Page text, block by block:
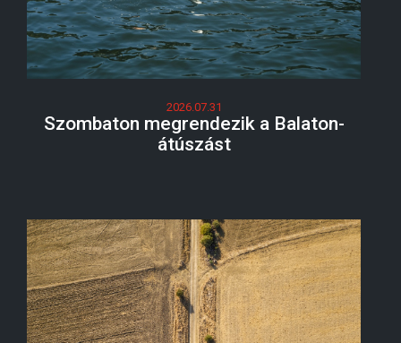
2026.07.31
Szombaton megrendezik a Balaton-
átúszást